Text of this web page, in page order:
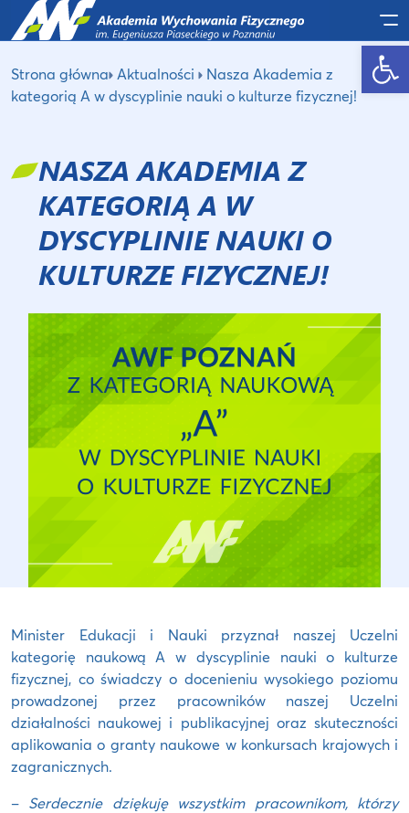
Otwórz pasek narzędzi
Strona główna Aktualności
Nasza Akademia z
kategorią A w dyscyplinie nauki o kulturze fizycznej!
NASZA AKADEMIA Z
KATEGORIĄ A W
DYSCYPLINIE NAUKI O
KULTURZE FIZYCZNEJ!
Minister Edukacji i Nauki przyznał naszej Uczelni
kategorię naukową A w dyscyplinie nauki o kulturze
fizycznej, co świadczy o docenieniu wysokiego poziomu
prowadzonej przez pracowników naszej Uczelni
działalności naukowej i publikacyjnej oraz skuteczności
aplikowania o granty naukowe w konkursach krajowych i
zagranicznych.
– Serdecznie dziękuję wszystkim pracownikom, którzy